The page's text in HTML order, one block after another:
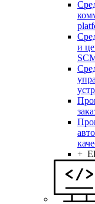
и
+